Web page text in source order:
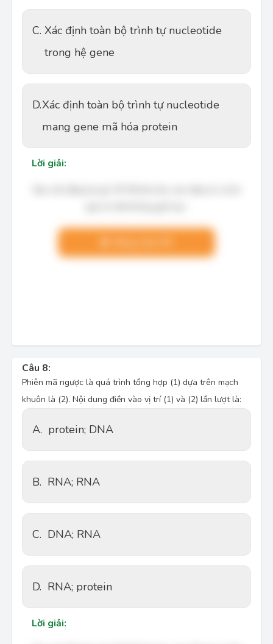
C. Xác định toàn bộ trình tự nucleotide
trong hệ gene
D.Xác định toàn bộ trình tự nucleotide
mang gene mã hóa protein
Lời giải:
Câu 8:
Phiên mã ngược là quá trình tổng hợp (1) dựa trên mạch
khuôn là (2). Nội dung điền vào vị trí (1) và (2) lần lượt là:
A. protein; DNA
B. RNA; RNA
C. DNA; RNA
D. RNA; protein
Lời giải: